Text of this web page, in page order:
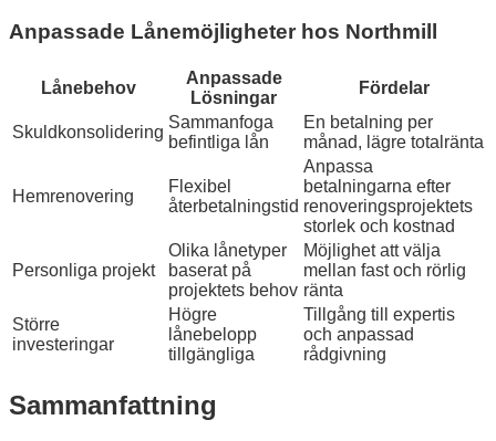
Anpassade Lånemöjligheter hos Northmill
Lånebehov
Anpassade
Lösningar
Fördelar
Skuldkonsolidering
Sammanfoga
befintliga lån
En betalning per
månad, lägre totalränta
Hemrenovering
Flexibel
återbetalningstid
Anpassa
betalningarna efter
renoveringsprojektets
storlek och kostnad
Personliga projekt
Olika lånetyper
baserat på
projektets behov
Möjlighet att välja
mellan fast och rörlig
ränta
Större
investeringar
Högre
lånebelopp
tillgängliga
Tillgång till expertis
och anpassad
rådgivning
Sammanfattning